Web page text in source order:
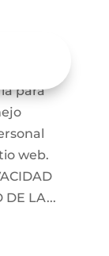
y
para
web.
DE LA...